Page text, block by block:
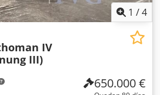
1 /4
IV
III)
650.000 €